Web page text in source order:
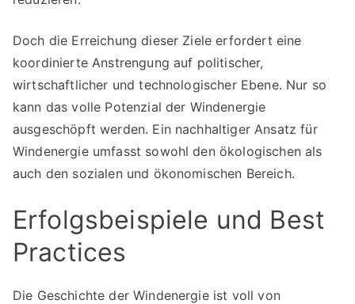
Doch die Erreichung dieser Ziele erfordert eine
koordinierte Anstrengung auf politischer,
wirtschaftlicher und technologischer Ebene. Nur so
kann das volle Potenzial der Windenergie
ausgeschöpft werden. Ein nachhaltiger Ansatz für
Windenergie umfasst sowohl den ökologischen als
auch den sozialen und ökonomischen Bereich.
Erfolgsbeispiele und Best
Practices
Die Geschichte der Windenergie ist voll von